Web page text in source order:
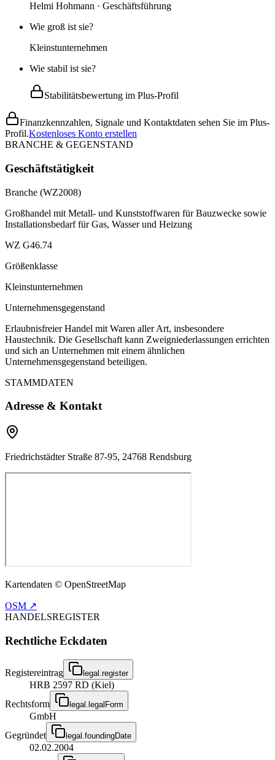
Helmi Hohmann · Geschäftsführung
Wie groß ist sie?
Kleinstunternehmen
Wie stabil ist sie?
Stabilitätsbewertung im Plus-Profil
Finanzkennzahlen, Signale und Kontaktdaten sehen Sie im Plus-
Profil.Kostenloses Konto erstellen
BRANCHE & GEGENSTAND
Geschäftstätigkeit
Branche (WZ2008)
Großhandel mit Metall- und Kunststoffwaren für Bauzwecke sowie
Installationsbedarf für Gas, Wasser und Heizung
WZ G46.74
Größenklasse
Kleinstunternehmen
Unternehmensgegenstand
Erlaubnisfreier Handel mit Waren aller Art, insbesondere
Haustechnik. Die Gesellschaft kann Zweigniederlassungen errichten
und sich an Unternehmen mit einem ähnlichen
Unternehmensgegenstand beteiligen.
STAMMDATEN
Adresse & Kontakt
Friedrichstädter Straße 87-95, 24768 Rendsburg
Kartendaten © OpenStreetMap
OSM ↗
HANDELSREGISTER
Rechtliche Eckdaten
Registereintrag legal.register
HRB 2597 RD (Kiel)
Rechtsform
legal.legalForm
GmbH
Gegründet
legal.foundingDate
02.02.2004